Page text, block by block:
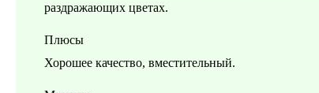
раздражающих цветах.
Плюсы
Хорошее качество, вместительный.